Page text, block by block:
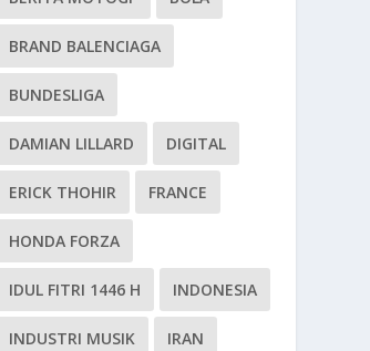
BRAND BALENCIAGA
BUNDESLIGA
DAMIAN LILLARD DIGITAL
ERICK THOHIR FRANCE
HONDA FORZA
IDUL FITRI 1446 H INDONESIA
INDUSTRI MUSIK IRAN